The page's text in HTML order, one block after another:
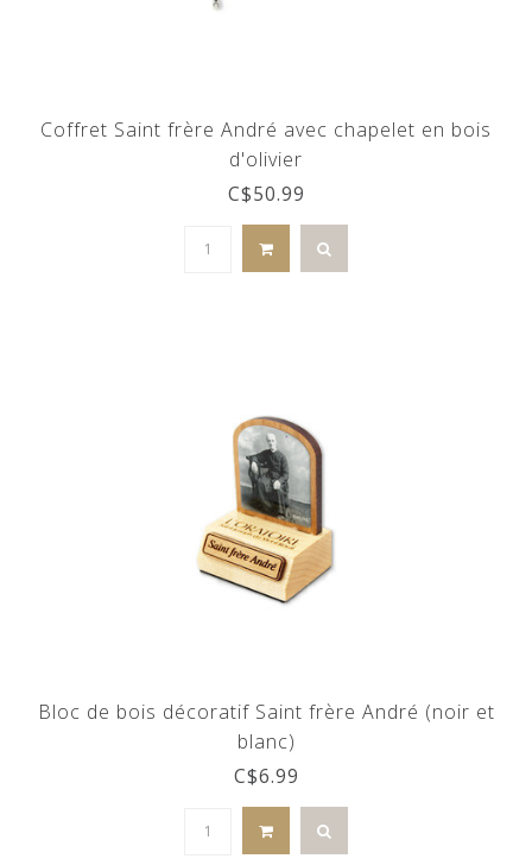
Coffret Saint frère André avec chapelet en bois
d'olivier
C$50.99
Bloc de bois décoratif Saint frère André (noir et
blanc)
C$6.99